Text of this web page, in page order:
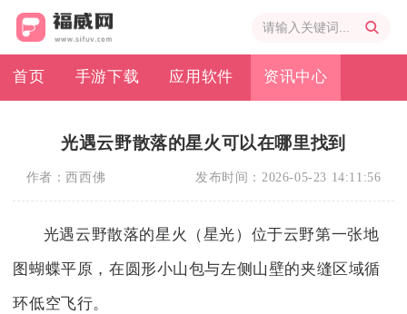
首页 手游下载 应用软件 资讯中心
光遇云野散落的星火可以在哪里找到
作者：西西佛 发布时间： 2026-05-23 14:11:56
光遇云野散落的星火（星光）位于云野第一张地
图蝴蝶平原，在圆形小山包与左侧山壁的夹缝区域循
环低空飞行。